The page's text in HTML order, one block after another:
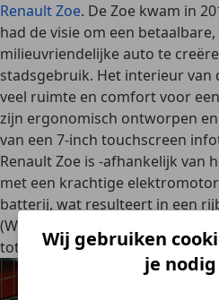
Wij gebruiken
je
Renault Zoe. De Zoe kwam in
had de visie om een
milieuvriendelijke auto te
stadsgebruik. Het interieur van
veel ruimte en comfort voor
zijn ergonomisch ontworpen
van een 7-inch touchscreen
Renault Zoe is -afhankelijk van
met een krachtige
batterij, wat resulteert in een
(WLTP-norm).
Met een
tot 80% worden opgeladen.